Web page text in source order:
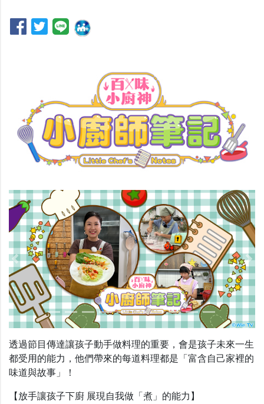
Previous
透過節目傳達讓孩子動手做料理的重要，會是孩子未來一生
都受用的能力，他們帶來的每道料理都是「富含自己家裡的
味道與故事」！
【放手讓孩子下廚 展現自我做「煮」的能力】